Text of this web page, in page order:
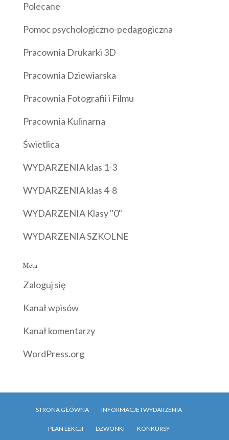
Polecane
Pomoc psychologiczno-pedagogiczna
Pracownia Drukarki 3D
Pracownia Dziewiarska
Pracownia Fotografii i Filmu
Pracownia Kulinarna
Świetlica
WYDARZENIA klas 1-3
WYDARZENIA klas 4-8
WYDARZENIA Klasy "0"
WYDARZENIA SZKOLNE
Meta
Zaloguj się
Kanał wpisów
Kanał komentarzy
WordPress.org
STRONA GŁÓWNA INFORMACJE I WYDARZENIA
PLAN LEKCJI DZWONKI KONKURSY